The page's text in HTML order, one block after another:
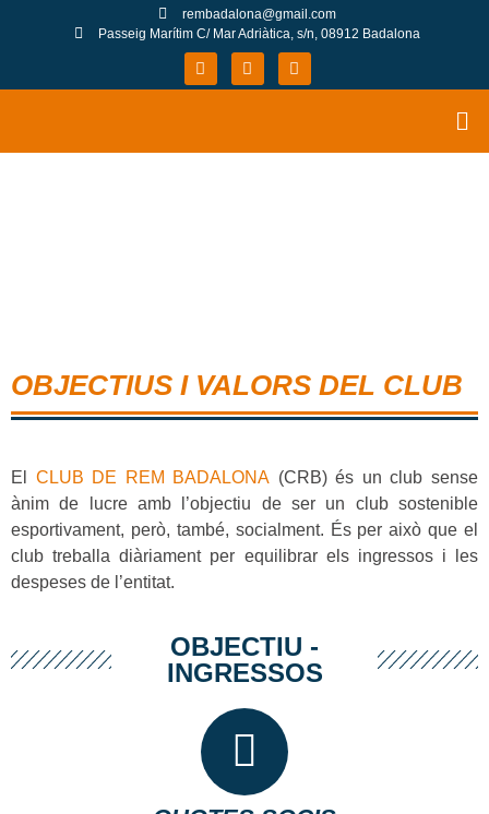
rembadalona@gmail.com
Passeig Marítim C/ Mar Adriàtica, s/n, 08912 Badalona
OBJECTIUS I VALORS DEL CLUB
El CLUB DE REM BADALONA (CRB) és un club sense
ànim de lucre amb l’objectiu de ser un club sostenible
esportivament, però, també, socialment. És per això que el
club treballa diàriament per equilibrar els ingressos i les
despeses de l’entitat.
OBJECTIU -
INGRESSOS